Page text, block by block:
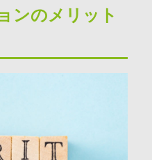
ンのメリット